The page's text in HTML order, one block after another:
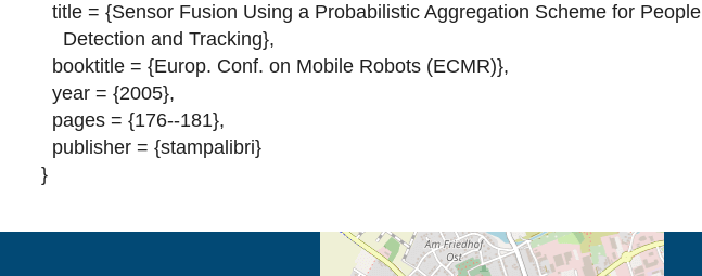
title = {Sensor Fusion Using a Probabilistic Aggregation Scheme for People
Detection and Tracking},
booktitle = {Europ. Conf. on Mobile Robots (ECMR)},
year = {2005},
pages = {176--181},
publisher = {stampalibri}
}
Öffnet die Anfahrtsbeschreibung in neuem
Tab (Karte)